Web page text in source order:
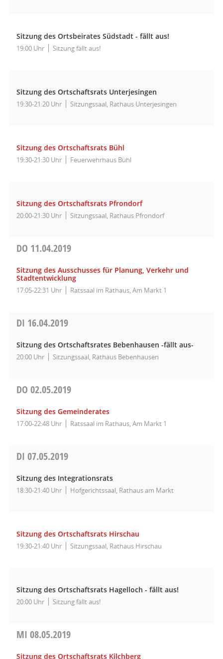
Sitzung des Ortsbeirates Südstadt - fällt aus!
19:00 Uhr Sitzung fällt aus!
Sitzung des Ortschaftsrats Unterjesingen
19:30-21:20 Uhr Sitzungssaal, Rathaus Unterjesingen
Sitzung des Ortschaftsrats Bühl
19:30-21:30 Uhr Feuerwehrhaus Bühl
Sitzung des Ortschaftsrats Pfrondorf
20:00-21:30 Uhr Sitzungssaal, Rathaus Pfrondorf
DO 11.04.2019
Sitzung des Ausschusses für Planung, Verkehr und
Stadtentwicklung
17:05-22:31 Uhr Ratssaal im Rathaus, Am Markt 1
DI 16.04.2019
Sitzung des Ortschaftsrates Bebenhausen -fällt aus-
20:00 Uhr Sitzungssaal, Rathaus Bebenhausen
DO 02.05.2019
Sitzung des Gemeinderates
17:00-22:48 Uhr Ratssaal im Rathaus, Am Markt 1
DI 07.05.2019
Sitzung des Integrationsrats
18:30-21:40 Uhr Hofgerichtssaal, Rathaus am Markt
Sitzung des Ortschaftsrats Hirschau
19:30-21:40 Uhr Sitzungssaal, Rathaus Hirschau
Sitzung des Ortschaftsrats Hagelloch - fällt aus!
20:00 Uhr Sitzung fällt aus!
MI 08.05.2019
Sitzung des Ortschaftsrats Kilchberg